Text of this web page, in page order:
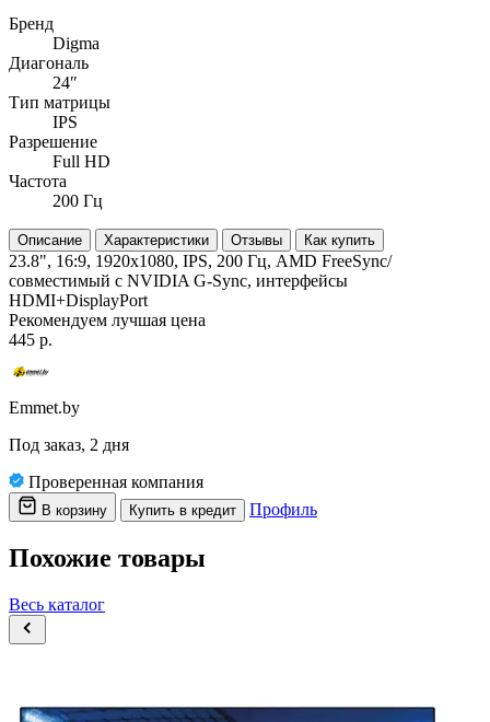
Бренд
Digma
Диагональ
24″
Тип матрицы
IPS
Разрешение
Full HD
Частота
200 Гц
Описание Характеристики Отзывы Как купить
23.8", 16:9, 1920x1080, IPS, 200 Гц, AMD FreeSync/
совместимый с NVIDIA G-Sync, интерфейсы
HDMI+DisplayPort
Рекомендуем лучшая цена
445 р.
Emmet.by
Под заказ, 2 дня
Проверенная компания
В корзину Купить в кредит Профиль
Похожие товары
Весь каталог